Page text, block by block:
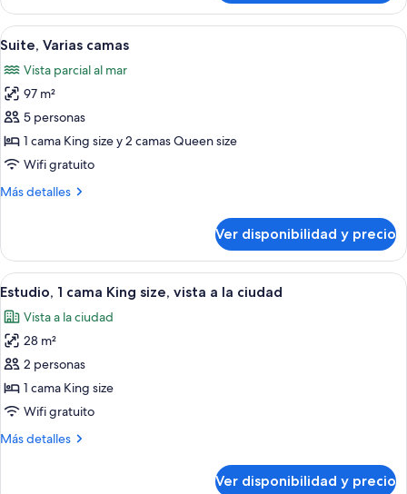
Varias
camas,
terraza
Ver
todas
las
fotos
de
Suite,
Varias
Un balcón con barandilla de vidrio,
5
Suite, Varias camas
Vista parcial al mar
97 m²
5 personas
1 cama King size y 2 camas Queen size
Wifi gratuito
Más detalles
Más
Varias
camas
Ver disponibilidad y precio
Ver
todas
las
fotos
de
Estudio,
1
King
Habitación de hotel con una cama
6
Estudio, 1 cama King size, vista a la ciudad
Vista a la ciudad
28 m²
2 personas
1 cama King size
Wifi gratuito
Más detalles
Más
Ver disponibilidad y precio